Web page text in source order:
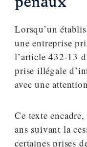
Lorsqu’un
une entreprise
l’article 432-13
prise illégale
avec une
Ce texte
ans suivant la
certaines prises